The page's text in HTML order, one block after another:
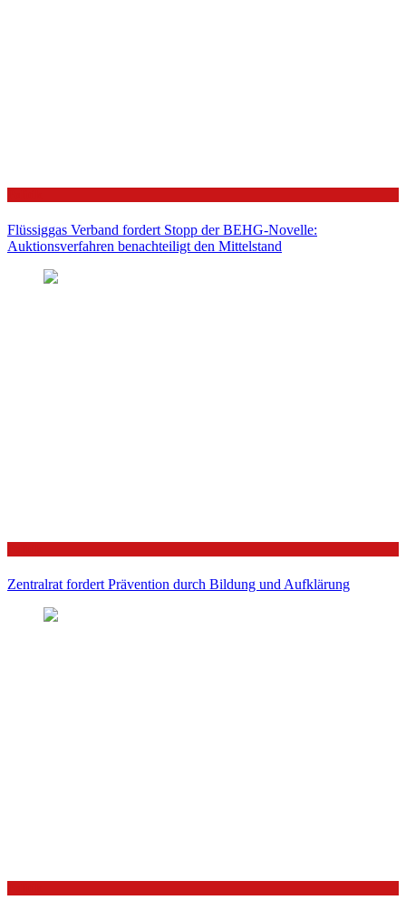
Flüssiggas Verband fordert Stopp der BEHG-Novelle:
Auktionsverfahren benachteiligt den Mittelstand
Zentralrat fordert Prävention durch Bildung und Aufklärung